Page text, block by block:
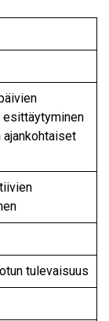
esittäytyminen
ajankohtaiset
tulevaisuus